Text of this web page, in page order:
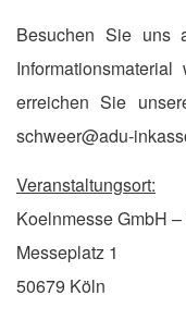
Besuchen Sie uns
erreichen Sie
schweer@adu-
Veranstaltungsort:
Koelnmesse GmbH
Messeplatz 1
50679 Köln